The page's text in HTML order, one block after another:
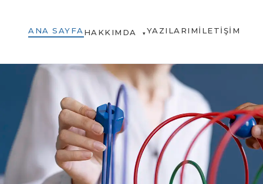
ANA SAYFA HAKKIMDA ▾YAZILARIMİLETIŞIM